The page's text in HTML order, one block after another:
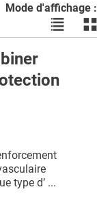
Mode d'affichage :
Voir
les
liste
les
type d’ ...